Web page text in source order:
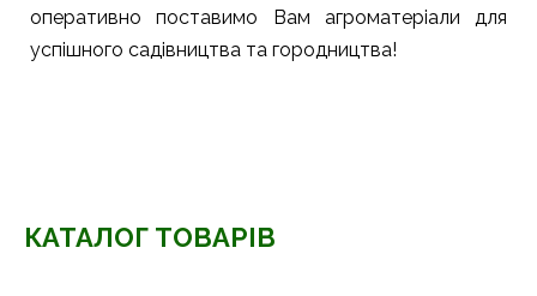
оперативно поставимо Вам агроматеріали для
успішного садівництва та городництва!
КАТАЛОГ ТОВАРІВ